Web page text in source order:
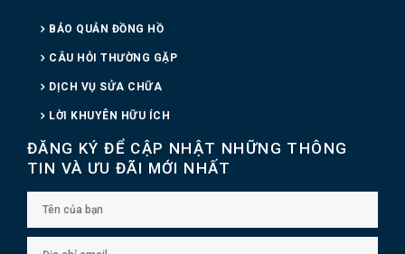
BẢO QUẢN ĐỒNG HỒ
CÂU HỎI THƯỜNG GẶP
DỊCH VỤ SỬA CHỮA
LỜI KHUYÊN HỮU ÍCH
ĐĂNG KÝ ĐỂ CẬP NHẬT NHỮNG THÔNG
TIN VÀ ƯU ĐÃI MỚI NHẤT